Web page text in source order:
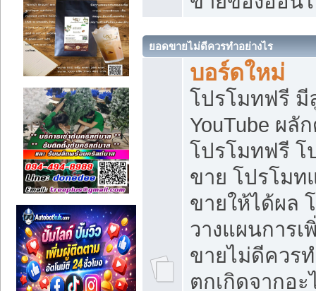
ยอดขายไม่ดีควรทำอย่างไร
บอร์ดใหม่
โปรโมทฟรี มี
YouTube ผลั
โปรโมทฟรี โ
ขาย โปรโมท
ขายให้ได้ผล
วางแผนการ
ขายไม่ดีควร
ตกเกิดจากอะ